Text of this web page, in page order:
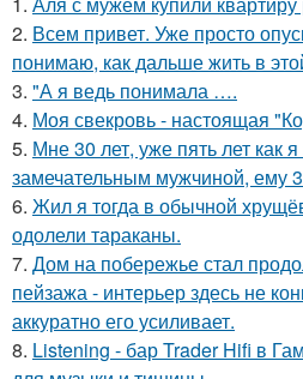
2. Всем привет. Уже просто
понимаю, как дальше жить в
3. "А я ведь понимала ….
4. Моя свекровь - настоящая
5. Мне 30 лет, уже пять лет как
замечательным мужчиной, ему
6. Жил я тогда в обычной
одолели тараканы.
7. Дом на побережье стал
пейзажа - интерьер здесь не
аккуратно его усиливает.
8. Listening - бар Trader Hifi в